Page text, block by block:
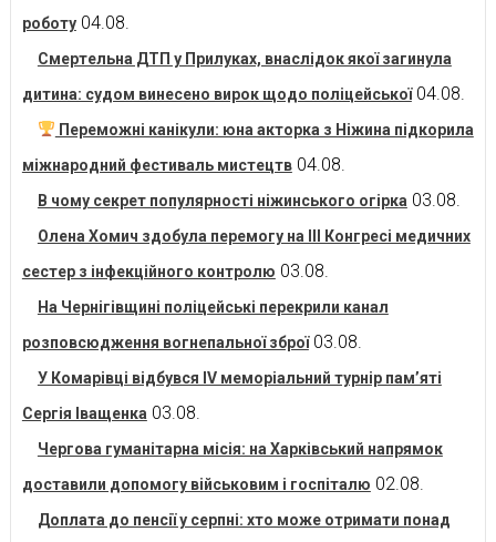
роботу 04.08.
Смертельна ДТП у Прилуках, внаслідок якої загинула
дитина: судом винесено вирок щодо поліцейської 04.08.
Переможні канікули: юна акторка з Ніжина підкорила
міжнародний фестиваль мистецтв 04.08.
В чому секрет популярності ніжинського огірка 03.08.
Олена Хомич здобула перемогу на ІІІ Конгресі медичних
сестер з інфекційного контролю 03.08.
На Чернігівщині поліцейські перекрили канал
розповсюдження вогнепальної зброї 03.08.
У Комарівці відбувся IV меморіальний турнір пам’яті
Сергія Іващенка 03.08.
Чергова гуманітарна місія: на Харківський напрямок
доставили допомогу військовим і госпіталю 02.08.
Доплата до пенсії у серпні: хто може отримати понад